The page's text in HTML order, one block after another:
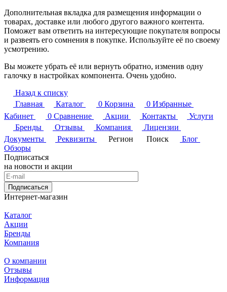
Дополнительная вкладка для размещения информации о
товарах, доставке или любого другого важного контента.
Поможет вам ответить на интересующие покупателя вопросы
и развеять его сомнения в покупке. Используйте её по своему
усмотрению.
Вы можете убрать её или вернуть обратно, изменив одну
галочку в настройках компонента. Очень удобно.
Назад к списку
Главная
Каталог 0 Корзина 0 Избранные
Кабинет
0 Сравнение Акции Контакты
Услуги
Бренды
Отзывы Компания
Лицензии
Документы
Реквизиты Регион Поиск
Блог
Обзоры
Подписаться
на новости и акции
Подписаться
Интернет-магазин
Каталог
Акции
Бренды
Компания
О компании
Отзывы
Информация